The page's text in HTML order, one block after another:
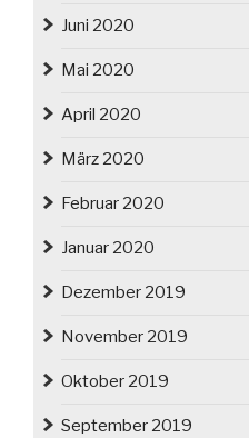
Juni 2020
Mai 2020
April 2020
März 2020
Februar 2020
Januar 2020
Dezember 2019
November 2019
Oktober 2019
September 2019